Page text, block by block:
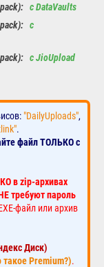
с DataVaults
с
с JioUpload
"DailyUploads",
.
файл ТОЛЬКО с
в zip-архивах
требуют пароль
файл или архив
Диск)
Premium?).